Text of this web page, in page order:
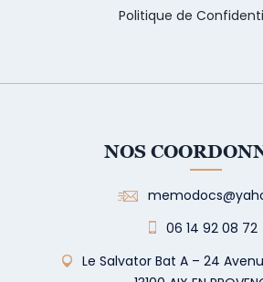
Politique de
NOS
06 14 92 08 72
Le Salvator Bat A – 24